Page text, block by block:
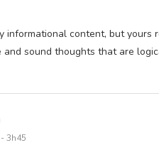
informational content, but
sound thoughts that are
3h45